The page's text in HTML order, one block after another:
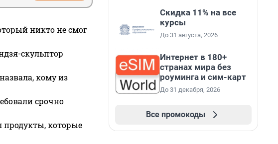
никто не смог
скульптор
кому из
срочно
продукты, которые
Скидка 11% на все
курсы
До 31 августа, 2026
Интернет в 180+
странах мира без
роуминга и сим-карт
До 31 декабря, 2026
Все промокоды